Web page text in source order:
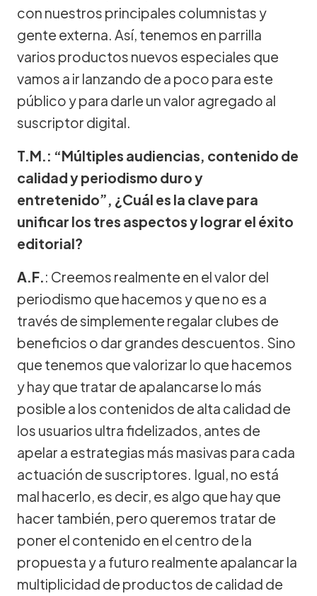
con nuestros principales columnistas y
gente externa. Así, tenemos en parrilla
varios productos nuevos especiales que
vamos a ir lanzando de a poco para este
público y para darle un valor agregado al
suscriptor digital.
T.M.: “Múltiples audiencias, contenido de
calidad y periodismo duro y
entretenido”, ¿Cuál es la clave para
unificar los tres aspectos y lograr el éxito
editorial?
A.F.: Creemos realmente en el valor del
periodismo que hacemos y que no es a
través de simplemente regalar clubes de
beneficios o dar grandes descuentos. Sino
que tenemos que valorizar lo que hacemos
y hay que tratar de apalancarse lo más
posible a los contenidos de alta calidad de
los usuarios ultra fidelizados, antes de
apelar a estrategias más masivas para cada
actuación de suscriptores. Igual, no está
mal hacerlo, es decir, es algo que hay que
hacer también, pero queremos tratar de
poner el contenido en el centro de la
propuesta y a futuro realmente apalancar la
multiplicidad de productos de calidad de